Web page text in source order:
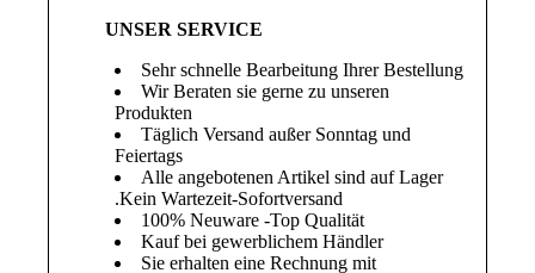
UNSER SERVICE
Sehr schnelle Bearbeitung Ihrer Bestellung
Wir Beraten sie gerne zu unseren
Produkten
Täglich Versand außer Sonntag und
Feiertags
Alle angebotenen Artikel sind auf Lager
.Kein Wartezeit-Sofortversand
100% Neuware -Top Qualität
Kauf bei gewerblichem Händler
Sie erhalten eine Rechnung mit